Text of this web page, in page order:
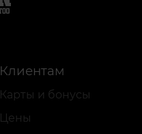
Клиентам
Карты и бонусы
Цены